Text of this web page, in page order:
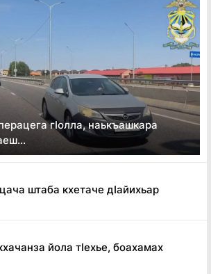
гӏолла, наькъашкара
штаба кхетаче дӏайихьар
йола тӏехье, боахамах